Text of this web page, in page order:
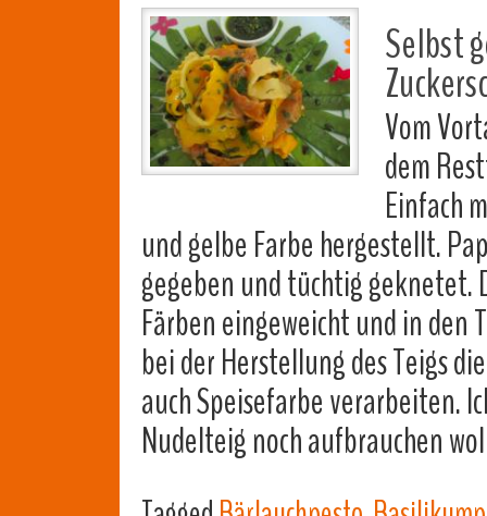
Selbst
Vom
dem
Einfach
und gelbe Farbe hergestellt.
gegeben und tüchtig geknetet.
Färben eingeweicht und in den
bei der Herstellung des Teigs
auch Speisefarbe verarbeiten.
Nudelteig noch aufbrauchen